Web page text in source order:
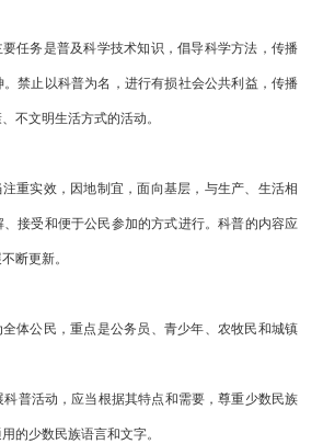
任务是普及科学技术知识，倡导科学方法，传播
禁止以科普为名，进行有损社会公共利益，传播
不文明生活方式的活动。
重实效，因地制宜，面向基层，与生产、生活相
接受和便于公民参加的方式进行。科普的内容应
断更新。
体公民，重点是公务员、青少年、农牧民和城镇
普活动，应当根据其特点和需要，尊重少数民族
的少数民族语言和文字。